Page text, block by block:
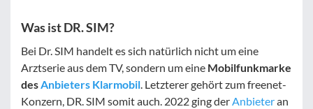
Was ist DR. SIM?
Bei Dr. SIM handelt es sich natürlich nicht um eine
Arztserie aus dem TV, sondern um eine Mobilfunkmarke
desAnbieters Klarmobil. Letzterer gehört zum freenet-
Konzern, DR. SIM somit auch. 2022 ging derAnbieteran